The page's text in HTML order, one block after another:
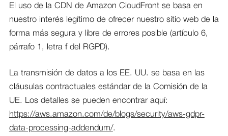
El uso de la CDN de Amazon CloudFront se basa en
nuestro interés legítimo de ofrecer nuestro sitio web de la
forma más segura y libre de errores posible (artículo 6,
párrafo 1, letra f del RGPD).
La transmisión de datos a los EE. UU. se basa en las
cláusulas contractuales estándar de la Comisión de la
UE. Los detalles se pueden encontrar aquí:
https://aws.amazon.com/de/blogs/security/aws-gdpr-
data-processing-addendum/.